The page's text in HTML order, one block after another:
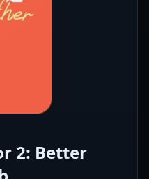
2: Better